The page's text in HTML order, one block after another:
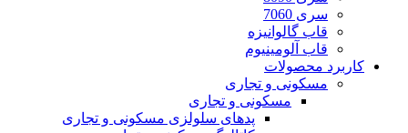
سری 7060
قاب گالوانیزه
قاب آلومینیوم
کاربرد محصولات
مسکونی و تجاری
مسکونی و تجاری
پدهای سلولزی مسکونی و تجاری